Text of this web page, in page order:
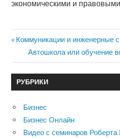
экономическими и
Навигация
по
записям
Предыдущая
запись:
Коммуникации и инженерные
Следующая
запись:
Автошкола или обучение
РУБРИКИ
Бизнес
Бизнес Онлайн
Видео с семинаров Роберта